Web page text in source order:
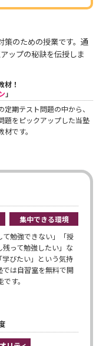
策のための授業です。通
ップの秘訣を伝授しま
材！
」
定期テスト問題の中から、
題をピックアップした当塾
です。
集中できる環境
て勉強できない」「授
って勉強したい」な
学びたい」という気持
では自習室を無料で開
す。